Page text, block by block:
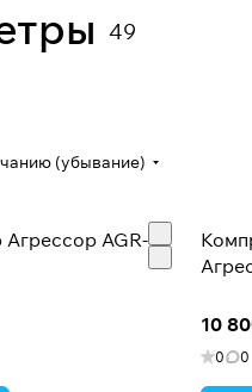
49
(убывание)
AGR-40
10
0 0